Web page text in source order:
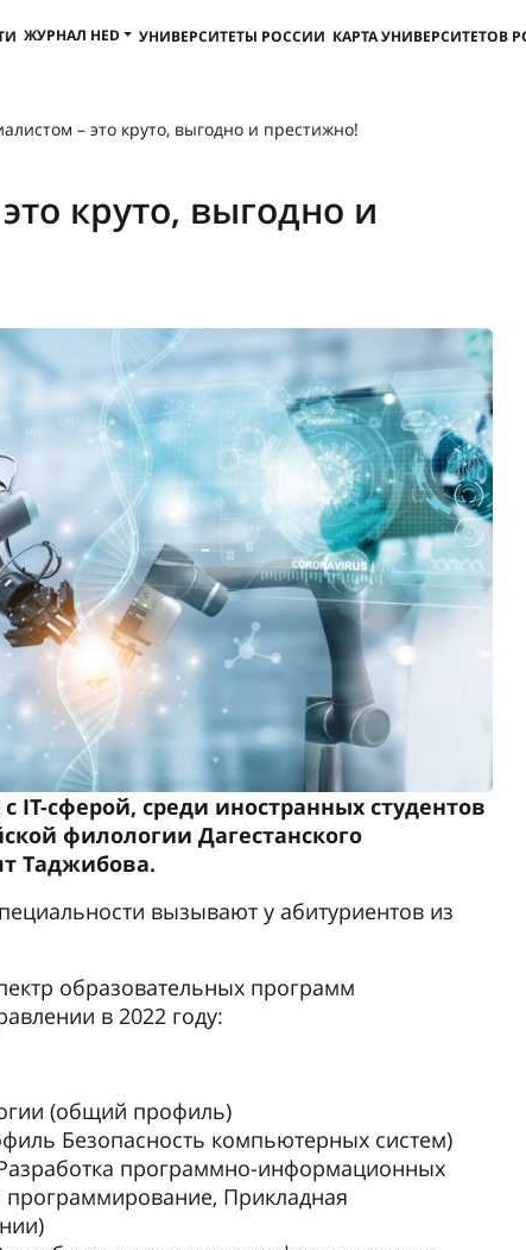
ЖУРНАЛ HED УНИВЕРСИТЕТЫ РОССИИ КАРТА УНИВЕРСИТЕТОВ
– это круто, выгодно и престижно!
круто, выгодно и
IT-сферой, среди иностранных студентов
филологии Дагестанского
Таджибова.
вызывают у абитуриентов из
образовательных программ
в 2022 году:
(общий профиль)
Безопасность компьютерных систем)
программно-информационных
Прикладная